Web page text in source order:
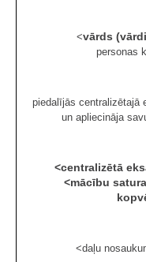
<vārds
personas
piedalījās centralizētajā
un apliecināja
<centralizētā
<mācību
<daļu